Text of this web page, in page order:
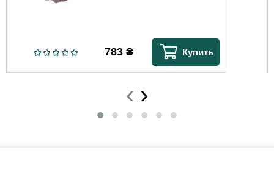
783 ₴ Купить
‹ ›